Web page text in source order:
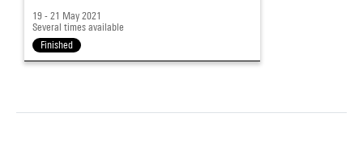
19 - 21 May 2021
Several times available
Finished